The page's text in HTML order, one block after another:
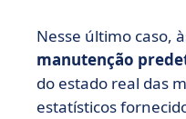
Nesse último caso,
manutenção
do estado real das
estatísticos